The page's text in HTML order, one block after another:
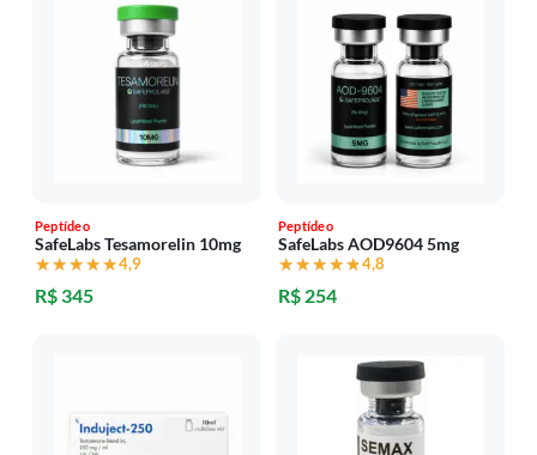
Peptídeo
SafeLabs Tesamorelin 10mg
★★★★★
★★★★★4,9
R$ 345
Peptídeo
SafeLabs AOD9604 5mg
★★★★★
★★★★★4,8
R$ 254